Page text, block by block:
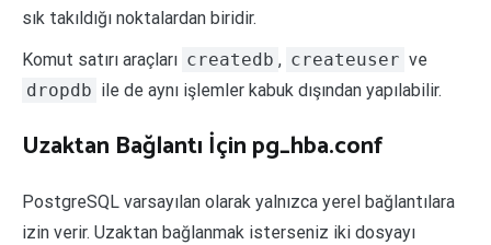
sık takıldığı noktalardan biridir.
Komut satırı araçları createdb , createuser ve
dropdb ile de aynı işlemler kabuk dışından yapılabilir.
Uzaktan Bağlantı İçin pg_hba.conf
PostgreSQL varsayılan olarak yalnızca yerel bağlantılara
izin verir. Uzaktan bağlanmak isterseniz iki dosyayı